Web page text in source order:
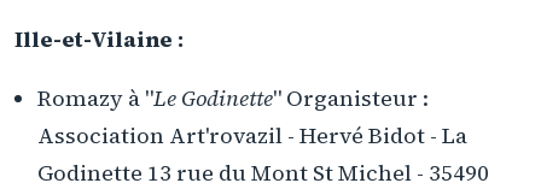
Ille-et-Vilaine :
Romazy à "Le Godinette" Organisteur :
Association Art'rovazil - Hervé Bidot - La
Godinette 13 rue du Mont St Michel - 35490